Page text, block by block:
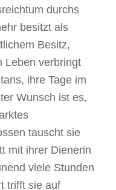
durchs
besitzt als
Besitz,
Leben verbringt
ihre Tage im
Wunsch ist es,
tauscht sie
mit ihrer Dienerin
viele Stunden
trifft sie auf